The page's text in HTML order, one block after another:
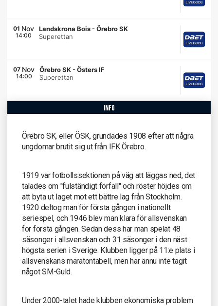
01 Nov
14:00
Landskrona Bois -Örebro SK
Superettan
07 Nov
14:00
Örebro SK -Östers IF
Superettan
info
Örebro SK, eller ÖSK, grundades 1908 efter att några
ungdomar brutit sig ut från IFK Örebro.
1919 var fotbollssektionen på väg att läggas ned, det
talades om "fulständigt förfall" och röster höjdes om
att byta ut laget mot ett bättre lag från Stockholm.
1920 deltog man för första gången i nationellt
seriespel, och 1946 blev man klara för allsvenskan
för första gången. Sedan dess har man spelat 48
säsonger i allsvenskan och 31 säsonger i den näst
högsta serien i Sverige. Klubben ligger på 11:e plats i
allsvenskans maratontabell, men har ännu inte tagit
något SM-Guld.
Under 2000-talet hade klubben ekonomiska problem